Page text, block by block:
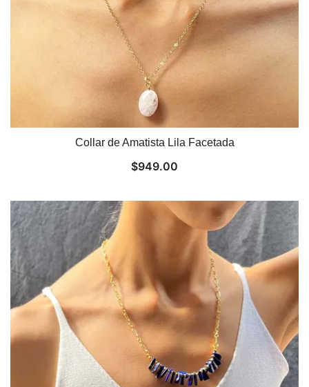
Collar de Amatista Lila Facetada
$949.00